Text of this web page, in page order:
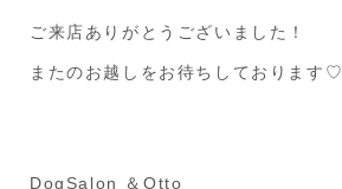
ご来店ありがとうございました！
またのお越しをお待ちしております♡
DogSalon ＆Otto